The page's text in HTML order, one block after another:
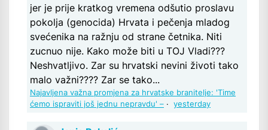
jer je prije kratkog vremena odšutio proslavu
pokolja (genocida) Hrvata i pečenja mladog
svećenika na ražnju od strane četnika. Niti
zucnuo nije. Kako može biti u TOJ Vladi???
Neshvatljivo. Zar su hrvatski nevini životi tako
malo važni???? Zar se tako...
Najavljena važna promjena za hrvatske branitelje: 'Time
ćemo ispraviti još jednu nepravdu' – · yesterday